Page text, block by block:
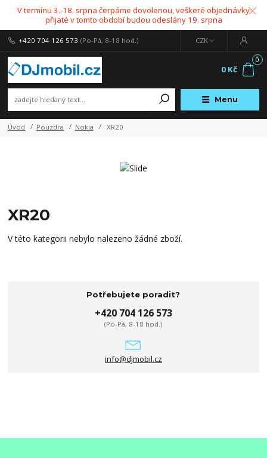
V termínu 3.-18. srpna čerpáme dovolenou, veškeré objednávky
přijaté v tomto období budou odeslány 19. srpna
Menu
CZK
+420 704 126 573 (Po-Pá, 8-18 hod.)
0
0 Kč
Úvod Pouzdra Nokia XR20
XR20
V této kategorii nebylo nalezeno žádné zboží.
Potřebujete poradit?
+420 704 126 573
(Po-Pá, 8-18 hod.)
info@djmobil.cz